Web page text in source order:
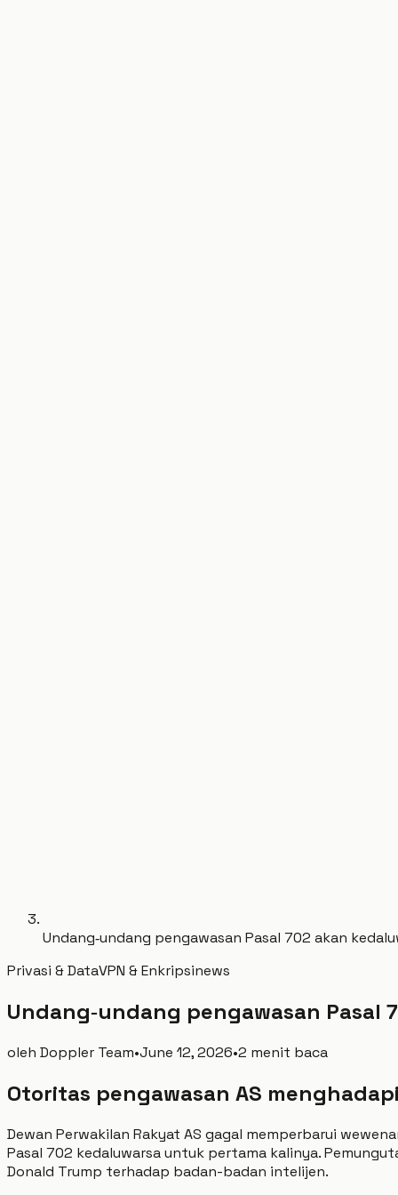
Undang‑undang pengawasan Pasal 702 akan
Privasi & DataVPN & Enkripsinews
Undang‑undang pengawasan Pasal
oleh Doppler Team•June 12, 2026•2 menit baca
Otoritas pengawasan AS
Dewan Perwakilan Rakyat AS gagal memperbarui
Pasal 702 kedaluwarsa untuk pertama kalinya.
Donald Trump terhadap badan-badan intelijen.